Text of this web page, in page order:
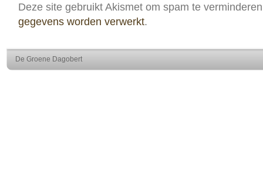
Deze site gebruikt Akismet om spam te
gegevens worden verwerkt.
De Groene Dagobert